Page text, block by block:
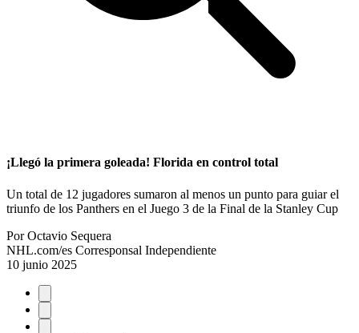
¡Llegó la primera goleada! Florida en control total
Un total de 12 jugadores sumaron al menos un punto para guiar el
triunfo de los Panthers en el Juego 3 de la Final de la Stanley Cup
Por Octavio Sequera
NHL.com/es Corresponsal Independiente
10 junio 2025